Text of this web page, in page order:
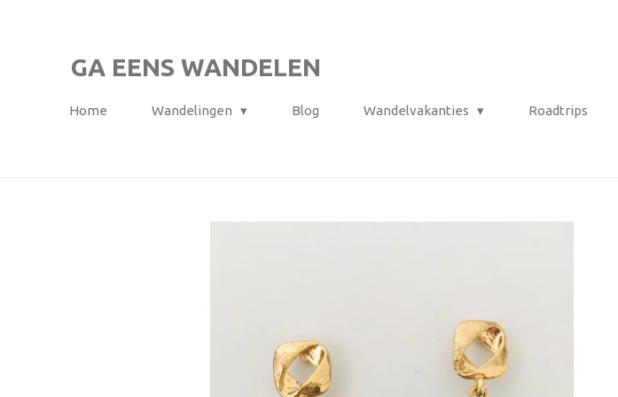
hoofdinhoud
GA EENS WANDELEN
Home Wandelingen Blog Wandelvakanties Roadtrips